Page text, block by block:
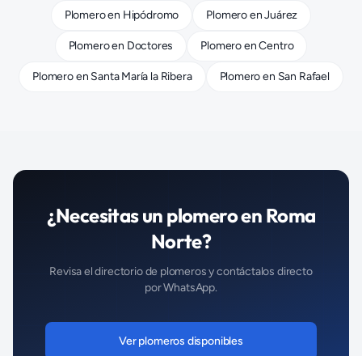
Plomeroen Hipódromo PlomeroenJuárez
Plomeroen Doctores PlomeroenCentro
Plomeroen Santa María la Ribera Plomeroen San Rafael
¿Necesitas un plomeroen Roma
Norte?
Revisa el directorio de plomerosy contáctalos directo
por WhatsApp.
Verplomeros disponibles